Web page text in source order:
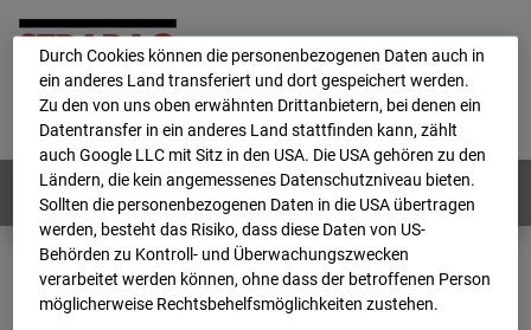
Home E-Mail Impressum
Login
Deutsch / English
Webcams: Alle Länder
Home
Deutschland
BC-162 - Strabag - BV-H3ö
Archiv
2025
Durch Cookies können die personenbezogenen Daten auch in
ein anderes Land transferiert und dort gespeichert werden.
Zu den von uns oben erwähnten Drittanbietern, bei denen ein
Datentransfer in ein anderes Land stattfinden kann, zählt
auch Google LLC mit Sitz in den USA. Die USA gehören zu den
Ländern, die kein angemessenes Datenschutzniveau bieten.
Sollten die personenbezogenen Daten in die USA übertragen
werden, besteht das Risiko, dass diese Daten von US-
Behörden zu Kontroll- und Überwachungszwecken
verarbeitet werden können, ohne dass der betroffenen Person
möglicherweise Rechtsbehelfsmöglichkeiten zustehen.